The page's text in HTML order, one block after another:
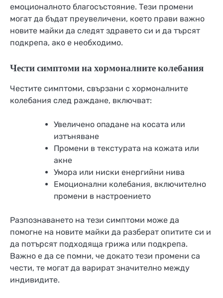
емоционалното благосъстояние. Тези промени
могат да бъдат преувеличени, което прави важно
новите майки да следят здравето си и да търсят
подкрепа, ако е необходимо.
Чести симптоми на хормоналните колебания
Честите симптоми, свързани с хормоналните
колебания след раждане, включват:
Увеличено опадане на косата или
изтъняване
Промени в текстурата на кожата или
акне
Умора или ниски енергийни нива
Емоционални колебания, включително
промени в настроението
Разпознаването на тези симптоми може да
помогне на новите майки да разберат опитите си и
да потърсят подходяща грижа или подкрепа.
Важно е да се помни, че докато тези промени са
чести, те могат да варират значително между
индивидите.